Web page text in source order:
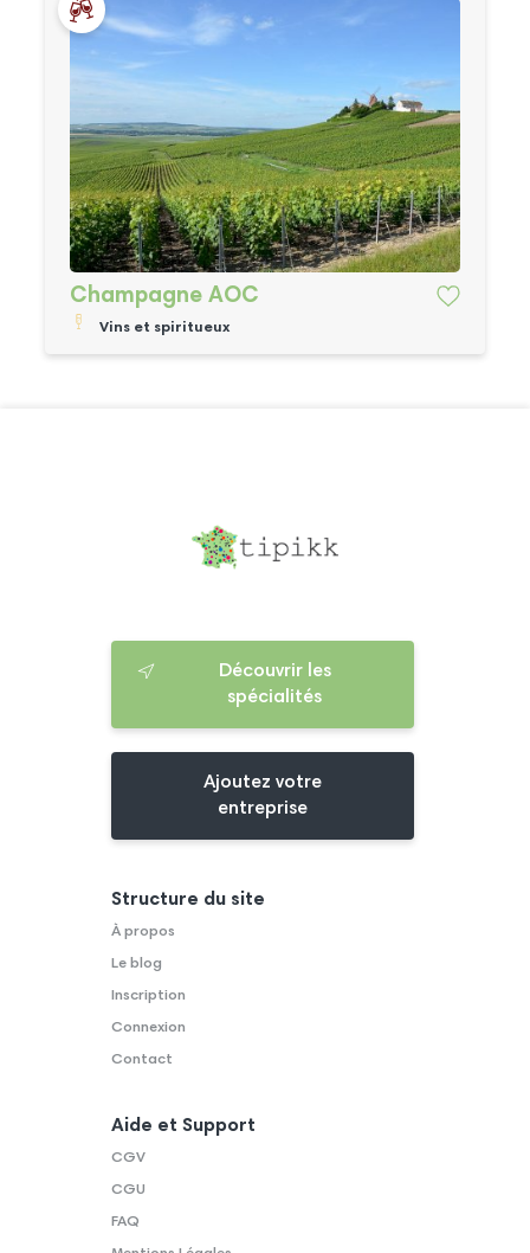
Champagne AOC
Vins et spiritueux
Découvrir les
spécialités
Ajoutez votre
entreprise
Structure du site
À propos
Le blog
Inscription
Connexion
Contact
Aide et Support
CGV
CGU
FAQ